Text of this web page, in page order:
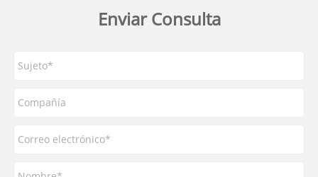
Enviar Consulta